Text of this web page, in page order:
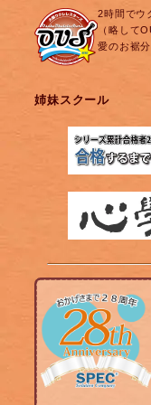
2時間でウ
（略して
愛のお裾
姉妹スクール